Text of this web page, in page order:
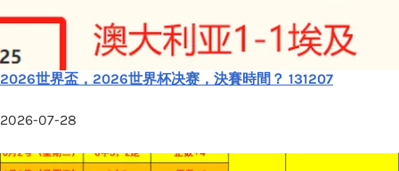
2026世界盃，2026世界杯决赛，決賽時間？ 131207
2026-07-28